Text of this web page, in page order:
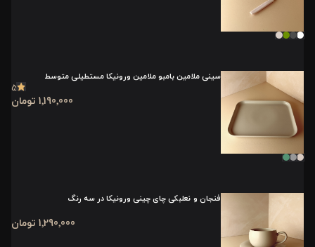
سینی ملامین بامبو ملامین ورونیکا مستطیلی متوسط
5
1٬190٬000 تومان
فنجان و نعلبکی چای چینی ورونیکا در سه رنگ
1٬290٬000 تومان